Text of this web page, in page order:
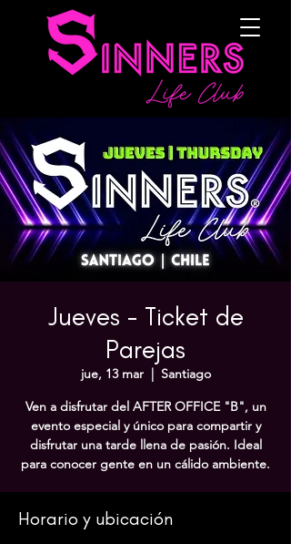
Jueves - Ticket de
Parejas
jue, 13 mar
  |
Santiago
Ven a disfrutar del AFTER OFFICE "B", un
evento especial y único para compartir y
disfrutar una tarde llena de pasión. Ideal
para conocer gente en un cálido ambiente.
Horario y ubicación